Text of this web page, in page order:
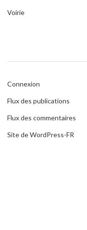
Voirie
Connexion
Flux des publications
Flux des commentaires
Site de WordPress-FR